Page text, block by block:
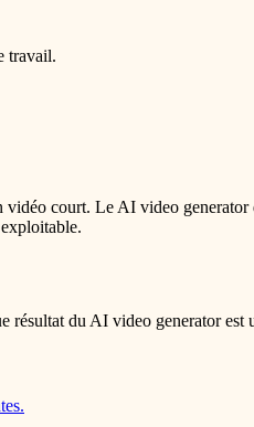
travail.
court. Le AI video
résultat du AI video generator